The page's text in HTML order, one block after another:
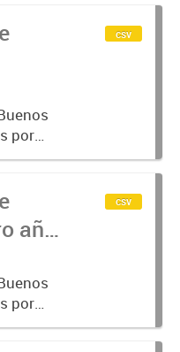
por
csv
año
por
según
csv